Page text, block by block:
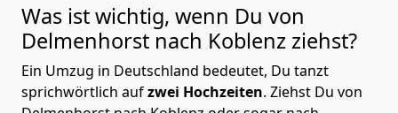
Was ist wichtig, wenn Du von
Delmenhorst nach Koblenz ziehst?
Ein Umzug in Deutschland bedeutet, Du tanzt
sprichwörtlich aufzwei Hochzeiten. Ziehst Du von